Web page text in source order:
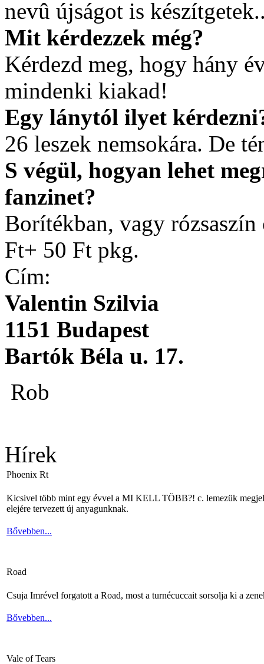
nevû újságot is
Mit kérdezzek még?
Kérdezd meg, hogy hány
mindenki kiakad!
Egy lánytól ilyet
26 leszek nemsokára. De
S végül, hogyan lehet
fanzinet?
Borítékban, vagy rózsaszín
Ft+ 50 Ft pkg.
Cím:
Valentin Szilvia
1151 Budapest
Bartók Béla u. 17.
Rob
Hírek
Phoenix Rt
Kicsivel több mint egy évvel a MI KELL TÖBB?! c. lemezük
elejére tervezett új anyagunknak.
Bővebben...
Road
Csuja Imrével forgatott a Road, most a turnécuccait sorsolja ki a
Bővebben...
Vale of Tears